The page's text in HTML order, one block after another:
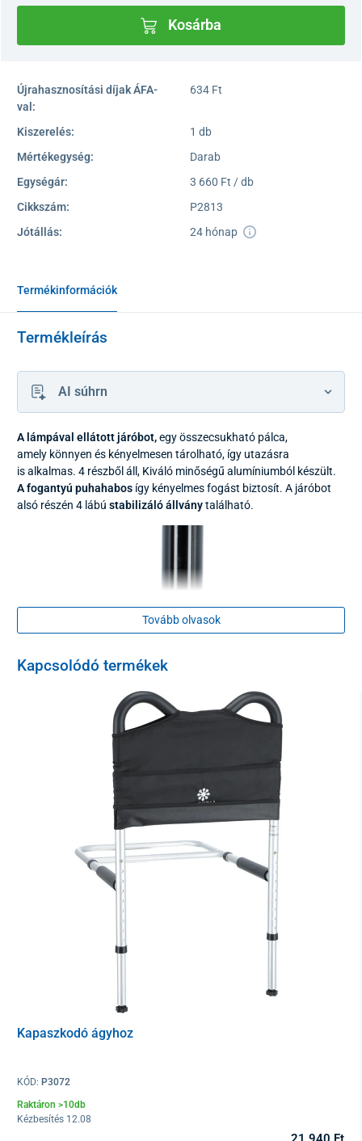
Kosárba
Újrahasznosítási díjak ÁFA-
val:
634 Ft
Kiszerelés:
1 db
Mértékegység:
Darab
Egységár:
3 660 Ft / db
Cikkszám:
P2813
Jótállás:
24 hónap
Termékinformációk
Termékleírás
AI súhrn
A lámpával ellátott járóbot,egy összecsukható pálca,
amely könnyen és kényelmesen tárolható, így utazásra
is alkalmas. 4 részből áll, Kiváló minőségű alumíniumból készült.
A fogantyú puhahabos így kényelmes fogást biztosít. A járóbot
alsó részén 4 lábú stabilizáló állványtalálható.
lámpa van szerelve, amellyel világíthat az útra.
Hossza
Tovább olvasok
Kapcsolódó termékek
Kapaszkodó ágyhoz
KÓD: P3072
Raktáron >10db
Kézbesítés 12.08